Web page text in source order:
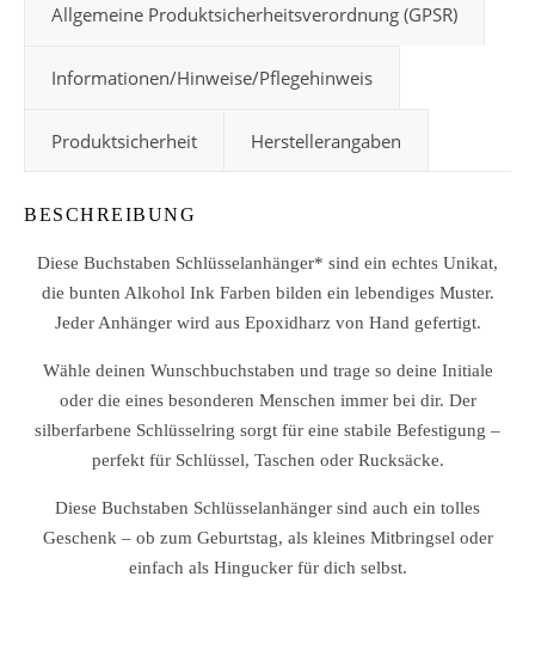
Allgemeine Produktsicherheitsverordnung (GPSR)
Informationen/Hinweise/Pflegehinweis
Produktsicherheit Herstellerangaben
BESCHREIBUNG
Diese Buchstaben Schlüsselanhänger* sind ein echtes Unikat,
die bunten Alkohol Ink Farben bilden ein lebendiges Muster.
Jeder Anhänger wird aus Epoxidharz von Hand gefertigt.
Wähle deinen Wunschbuchstaben und trage so deine Initiale
oder die eines besonderen Menschen immer bei dir. Der
silberfarbene Schlüsselring sorgt für eine stabile Befestigung –
perfekt für Schlüssel, Taschen oder Rucksäcke.
Diese Buchstaben Schlüsselanhänger sind auch ein tolles
Geschenk – ob zum Geburtstag, als kleines Mitbringsel oder
einfach als Hingucker für dich selbst.